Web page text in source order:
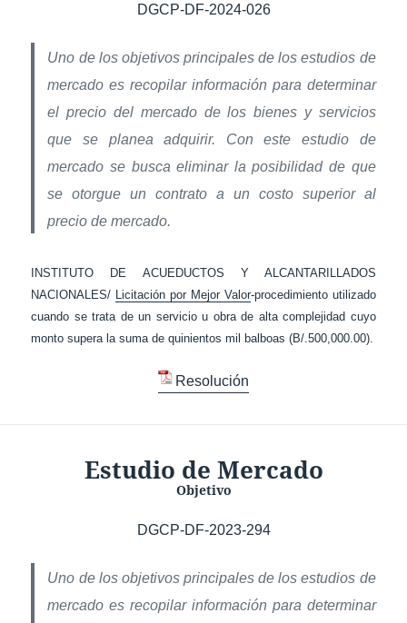
DGCP-DF-2024-026
Uno de los objetivos principales de los estudios de
mercado es recopilar información para determinar
el precio del mercado de los bienes y servicios
que se planea adquirir. Con este estudio de
mercado se busca eliminar la posibilidad de que
se otorgue un contrato a un costo superior al
precio de mercado.
INSTITUTO DE ACUEDUCTOS Y ALCANTARILLADOS
NACIONALES/
Licitación por Mejor Valor-procedimiento utilizado
cuando se trata de un servicio u obra de alta complejidad cuyo
monto supera la suma de quinientos mil balboas (B/.500,000.00).
Resolución
Estudio de Mercado
Objetivo
DGCP-DF-2023-294
Uno de los objetivos principales de los estudios de
mercado es recopilar información para determinar